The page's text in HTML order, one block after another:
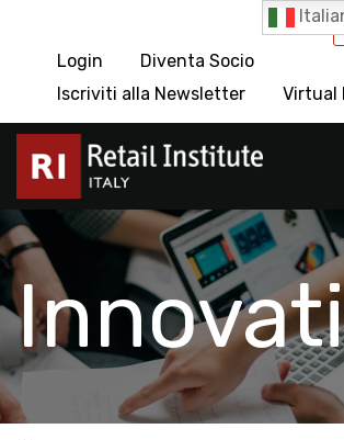
Login
Diventa Socio
Iscriviti alla Newsletter
Virtual